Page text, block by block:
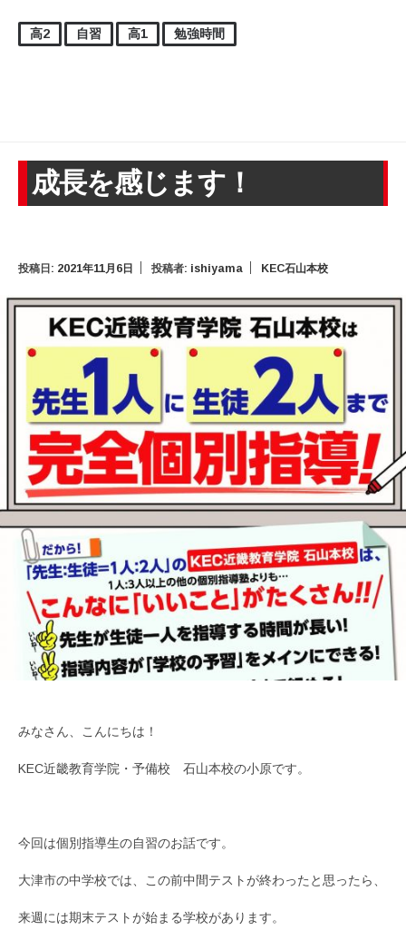
高2 自習 高1 勉強時間
成長を感じます！
投稿日: 2021年11月6日 投稿者: ishiyama KEC石山本校
みなさん、こんにちは！
KEC近畿教育学院・予備校 石山本校の小原です。
今回は個別指導生の自習のお話です。
大津市の中学校では、この前中間テストが終わったと思ったら、
来週には期末テストが始まる学校があります。